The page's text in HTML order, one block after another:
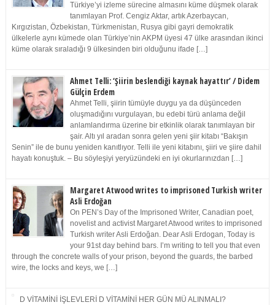
Türkiye’yi izleme sürecine almasını küme düşmek olarak
tanımlayan Prof. Cengiz Aktar, artık Azerbaycan,
Kırgızistan, Özbekistan, Türkmenistan, Rusya gibi gayri demokratik
ülkelerle aynı kümede olan Türkiye’nin AKPM üyesi 47 ülke arasından ikinci
küme olarak sıraladığı 9 ülkesinden biri olduğunu ifade […]
Ahmet Telli: ‘Şiirin beslendiği kaynak hayattır’ / Didem
Gülçin Erdem
Ahmet Telli, şiirin tümüyle duygu ya da düşünceden
oluşmadığını vurgulayan, bu edebi türü anlama değil
anlamlandırma üzerine bir etkinlik olarak tanımlayan bir
şair. Altı yıl aradan sonra gelen yeni şiir kitabı “Bakışın
Senin” ile de bunu yeniden kanıtlıyor. Telli ile yeni kitabını, şiiri ve şiire dahil
hayatı konuştuk. – Bu söyleşiyi yeryüzündeki en iyi okurlarınızdan […]
Margaret Atwood writes to imprisoned Turkish writer
Asli Erdoğan
On PEN’s Day of the Imprisoned Writer, Canadian poet,
novelist and activist Margaret Atwood writes to imprisoned
Turkish writer Asli Erdoğan. Dear Asli Erdogan, Today is
your 91st day behind bars. I’m writing to tell you that even
through the concrete walls of your prison, beyond the guards, the barbed
wire, the locks and keys, we […]
D VİTAMİNİ İŞLEVLERİ D VİTAMİNİ HER GÜN MÜ ALINMALI?